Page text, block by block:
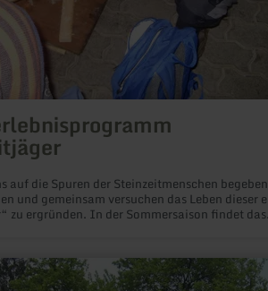
auf die Spuren der Steinzeitmenschen
und gemeinsam versuchen das Leben dieser
zu ergründen. In der Sommersaison findet das
06591/13 3100, Mail:
land.de